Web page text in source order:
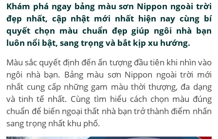
Khám phá ngay bảng màu sơn Nippon ngoài trời
đẹp nhất, cập nhật mới nhất hiện nay cùng bí
quyết chọn màu chuẩn đẹp giúp ngôi nhà bạn
luôn nổi bật, sang trọng và bắt kịp xu hướng.
Màu sắc quyết định đến ấn tượng đầu tiên khi nhìn vào
ngôi nhà bạn. Bảng màu sơn Nippon ngoài trời mới
nhất cung cấp những gam màu thời thượng, đa dạng
và tinh tế nhất. Cùng tìm hiểu cách chọn màu đúng
chuẩn để biến ngoại thất nhà bạn trở thành điểm nhấn
sang trọng nhất khu phố.